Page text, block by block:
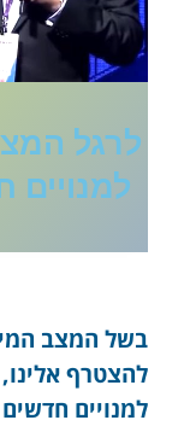
לרגל
בשל המצב
להצטרף
למנויים